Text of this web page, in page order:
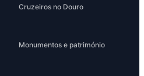
Cruzeiros no Douro
Monumentos e património